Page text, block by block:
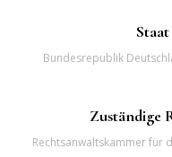
Bundesrepublik
Zuständige
Rechtsanwaltskammer für